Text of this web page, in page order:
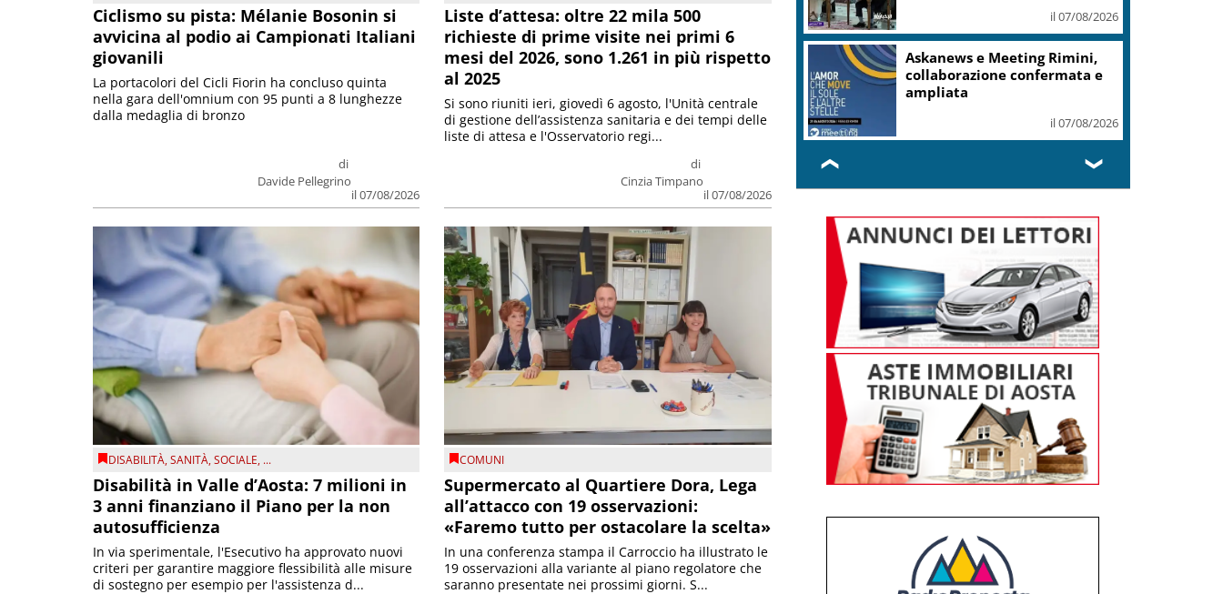
Ciclismo su pista: Mélanie Bosonin si
avvicina al podio ai Campionati Italiani
giovanili
di
Davide Pellegrino
il 07/08/2026
La portacolori del Cicli Fiorin ha concluso quinta
nella gara dell'omnium con 95 punti a 8 lunghezze
dalla medaglia di bronzo
Liste d’attesa: oltre 22 mila 500
richieste di prime visite nei primi 6
mesi del 2026, sono 1.261 in più rispetto
al 2025
di
Cinzia Timpano
il 07/08/2026
Si sono riuniti ieri, giovedì 6 agosto, l'Unità centrale
di gestione dell’assistenza sanitaria e dei tempi delle
liste di attesa e l'Osservatorio regi...
DISABILITÀ,SANITÀ,SOCIALE, ...
Disabilità in Valle d’Aosta: 7 milioni in
3 anni finanziano il Piano per la non
autosufficienza
In via sperimentale, l'Esecutivo ha approvato nuovi
criteri per garantire maggiore flessibilità alle misure
di sostegno per esempio per l'assistenza d...
COMUNI
Supermercato al Quartiere Dora, Lega
all’attacco con 19 osservazioni:
«Faremo tutto per ostacolare la scelta»
In una conferenza stampa il Carroccio ha illustrato le
19 osservazioni alla variante al piano regolatore che
saranno presentate nei prossimi giorni. S...
il 07/08/2026
Askanews e Meeting Rimini,
collaborazione confermata e
ampliata
il 07/08/2026
❮ ❯